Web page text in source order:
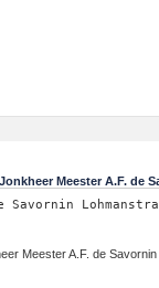
Meester A.F. de
Savornin
Meester A.F. de